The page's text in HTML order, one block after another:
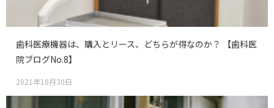
歯科医療機器は、購入とリース、どちらが得なのか？ 【歯科医
院ブログNo.8】
2021年10月30日